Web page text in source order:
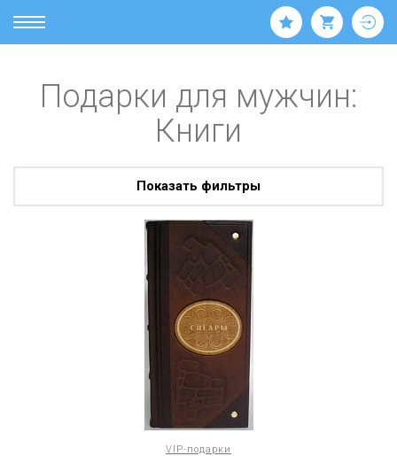
Подарки для мужчин:
Книги
Показать фильтры
VIP-подарки